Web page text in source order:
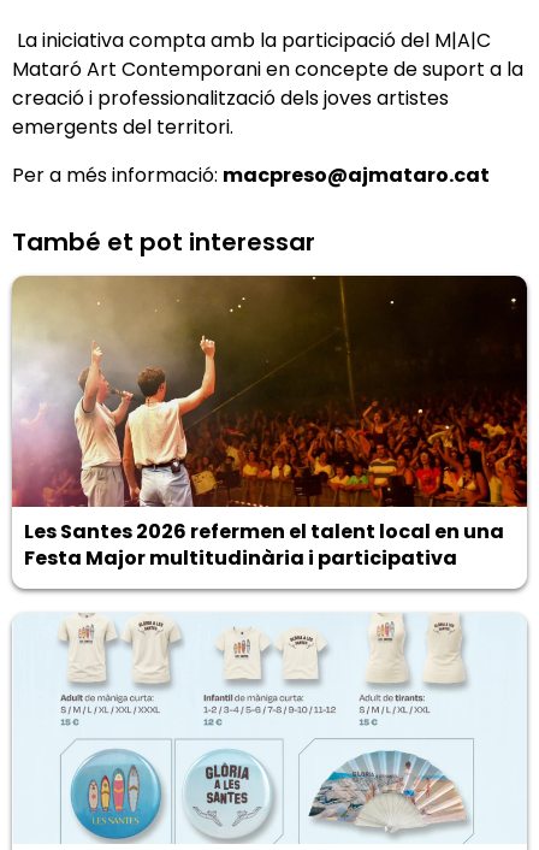
La iniciativa compta amb la participació del M|A|C
Mataró Art Contemporani en concepte de suport a la
creació i professionalització dels joves artistes
emergents del territori.
Per a més informació: macpreso@ajmataro.cat
També et pot interessar
Les Santes 2026 refermen el talent local en una
Festa Major multitudinària i participativa